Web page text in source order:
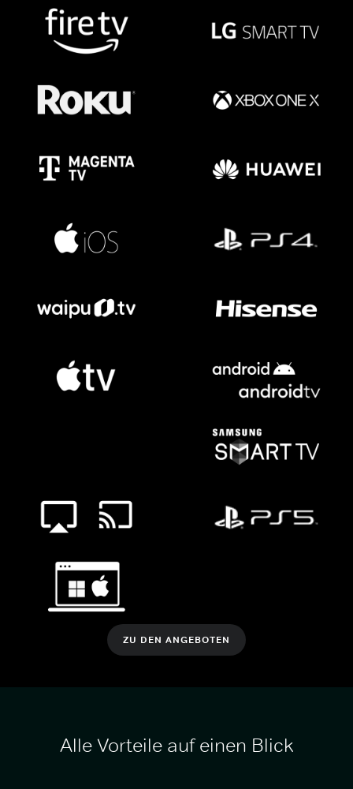
ZU DEN ANGEBOTEN
Alle Vorteile auf einen Blick